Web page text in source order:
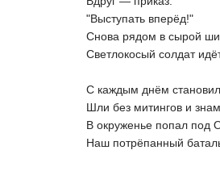
"Выступать вперёд!"
Снова рядом в сырой
Светлокосый солдат
С каждым днём
Шли без митингов и
В окруженье попал под
Наш потрёпанный